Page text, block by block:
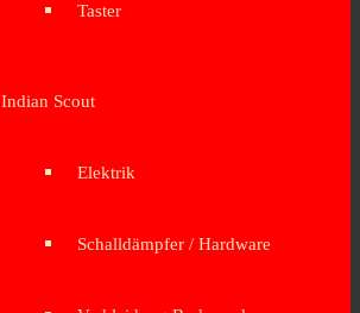
Taster
Indian Scout
Elektrik
Schalldämpfer / Hardware